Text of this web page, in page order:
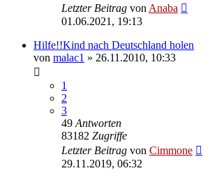
Letzter Beitrag von Anaba
01.06.2021, 19:13
Hilfe!!Kind nach Deutschland holen
von malac1 » 26.11.2010, 10:33
1
2
3
49 Antworten
83182 Zugriffe
Letzter Beitrag von Cimmone
29.11.2019, 06:32